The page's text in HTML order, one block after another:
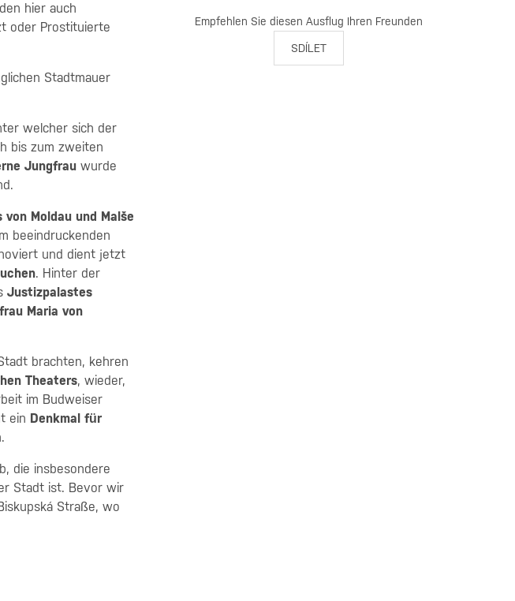
hier auch
oder Prostituierte
Stadtmauer
welcher sich der
bis zum zweiten
Jungfrau wurde
von Moldau und Malše
beeindruckenden
und dient jetzt
. Hinter der
Justizpalastes
Maria von
brachten, kehren
Theaters, wieder,
im Budweiser
ein Denkmal für
die insbesondere
Stadt ist. Bevor wir
Straße, wo
Empfehlen Sie diesen Ausflug Ihren Freunden
SDÍLET